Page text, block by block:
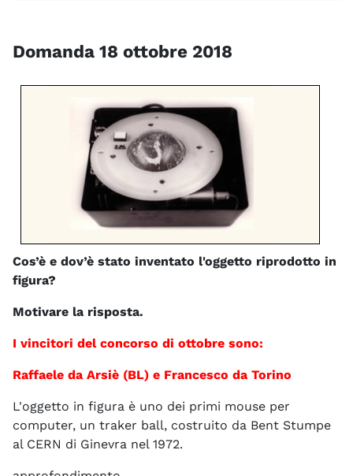
Domanda 18 ottobre 2018
Cos’è e dov’è stato inventato l'oggetto riprodotto in
figura?
Motivare la risposta.
I vincitori del concorso di ottobre sono:
Raffaele da Arsiè (BL) e Francesco da Torino
L'oggetto in figura è uno dei primi mouse per
computer, un traker ball, costruito da Bent Stumpe
al CERN di Ginevra nel 1972.